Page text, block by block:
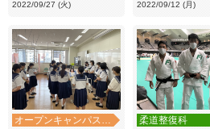
2022/09/27 (火) 2022/09/12 (月)
オープンキャンパス・学校見学
柔道整復科